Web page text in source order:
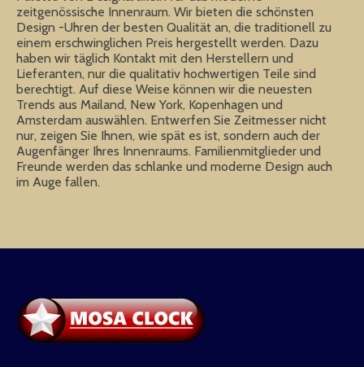
zeitgenössische Innenraum. Wir bieten die schönsten
Design -Uhren der besten Qualität an, die traditionell zu
einem erschwinglichen Preis hergestellt werden. Dazu
haben wir täglich Kontakt mit den Herstellern und
Lieferanten, nur die qualitativ hochwertigen Teile sind
berechtigt. Auf diese Weise können wir die neuesten
Trends aus Mailand, New York, Kopenhagen und
Amsterdam auswählen. Entwerfen Sie Zeitmesser nicht
nur, zeigen Sie Ihnen, wie spät es ist, sondern auch der
Augenfänger Ihres Innenraums. Familienmitglieder und
Freunde werden das schlanke und moderne Design auch
im Auge fallen.